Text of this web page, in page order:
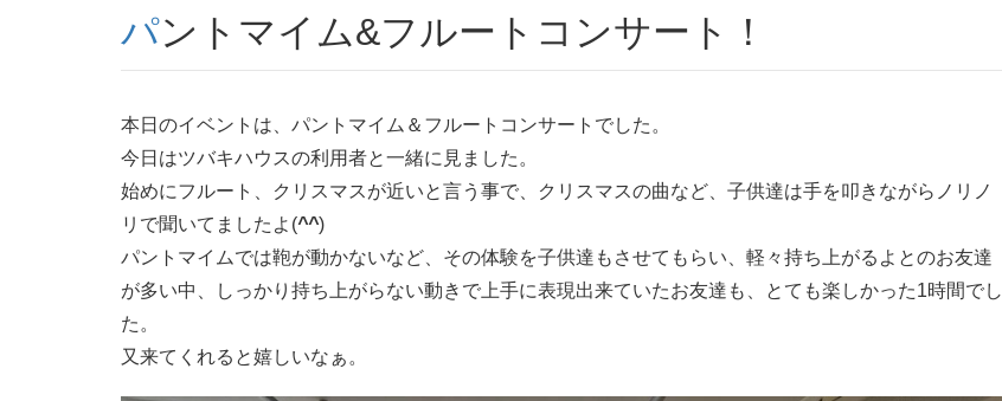
パントマイム&フルートコンサート！
本日のイベントは、パントマイム＆フルートコンサートでした。
今日はツバキハウスの利用者と一緒に見ました。
始めにフルート、クリスマスが近いと言う事で、クリスマスの曲など、子供達は手を叩きながらノリノ
リで聞いてましたよ(^^)
パントマイムでは鞄が動かないなど、その体験を子供達もさせてもらい、軽々持ち上がるよとのお友達
が多い中、しっかり持ち上がらない動きで上手に表現出来ていたお友達も、とても楽しかった1時間でし
た。
又来てくれると嬉しいなぁ。